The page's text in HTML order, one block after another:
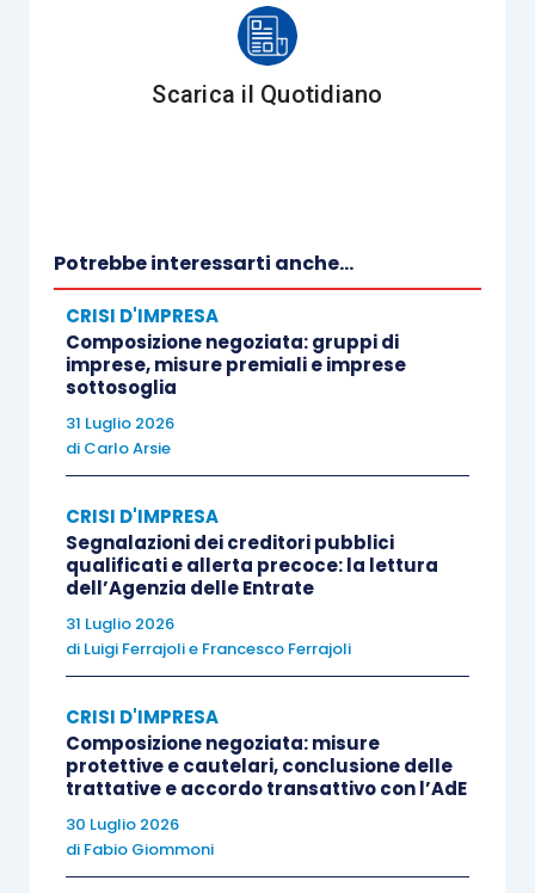
destinatari
affinché abbiano un’informativa sulle
i
dipendenti
, che potranno essere portati
a conoscenza dell’intero piano o delle
parti che più strettamente li vedono
coinvolti nella fase esecutiva, affinché
siano messi in condizione di applicare e
realizzare quanto pianificato;
icreditori
lebanchee gliintermediari finanziari
titolari di finanziamenti già concessi.
Nei processi di risanamento assume un ruolo
centrale lafiducia
dei soggetti a vario titolo
parte dei terzi; infatti perdere la fiducia degli
stakeholderspotrebbe pregiudicare in modo
irreversibile la permanenza dell’impresa nel
mercato.
Scarica il Quotidiano
Potrebbe interessarti anche...
CRISI D'IMPRESA
Composizione negoziata: gruppi di
imprese, misure premiali e imprese
sottosoglia
31 Luglio 2026
di Carlo Arsie
CRISI D'IMPRESA
Segnalazioni dei creditori pubblici
qualificati e allerta precoce: la lettura
dell’Agenzia delle Entrate
31 Luglio 2026
di Luigi Ferrajolie Francesco Ferrajoli
CRISI D'IMPRESA
Composizione negoziata: misure
protettive e cautelari, conclusione delle
trattative e accordo transattivo con l’AdE
30 Luglio 2026
di Fabio Giommoni